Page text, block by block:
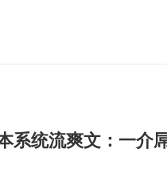
系统流爽文：一介